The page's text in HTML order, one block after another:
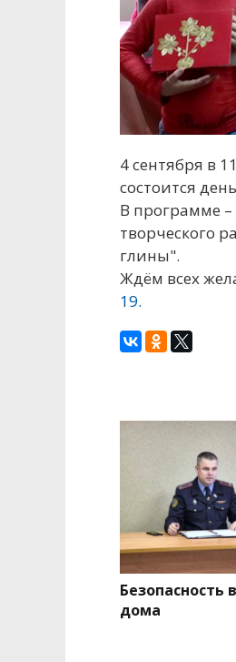
4 сентября в
состоится
В программе –
творческого
глины".
Ждём всех
19.
Безопасность
дома